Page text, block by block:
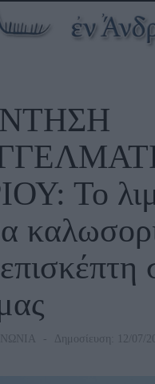
Το
Δημοσίευση: 12/07/